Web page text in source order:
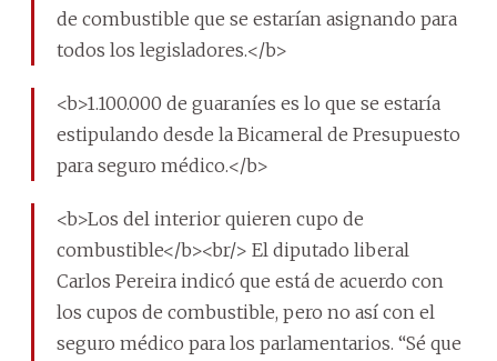
de combustible que se estarían asignando para
todos los legisladores.</b>
<b>1.100.000 de guaraníes es lo que se estaría
estipulando desde la Bicameral de Presupuesto
para seguro médico.</b>
<b>Los del interior quieren cupo de
combustible</b><br/> El diputado liberal
Carlos Pereira indicó que está de acuerdo con
los cupos de combustible, pero no así con el
seguro médico para los parlamentarios. “Sé que